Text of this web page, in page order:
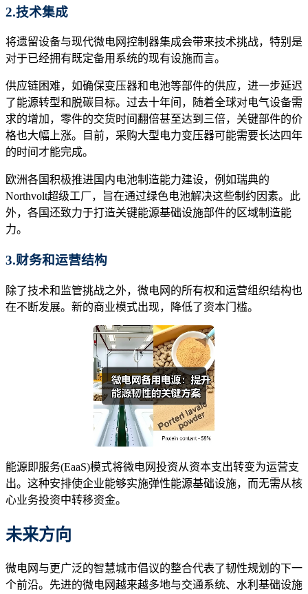
2.技术集成
将遗留设备与现代微电网控制器集成会带来技术挑战，特别是
对于已经拥有既定备用系统的现有设施而言。
供应链困难，如确保变压器和电池等部件的供应，进一步延迟
了能源转型和脱碳目标。过去十年间，随着全球对电气设备需
求的增加，零件的交货时间翻倍甚至达到三倍，关键部件的价
格也大幅上涨。目前，采购大型电力变压器可能需要长达四年
的时间才能完成。
欧洲各国积极推进国内电池制造能力建设，例如瑞典的
Northvolt超级工厂，旨在通过绿色电池解决这些制约因素。此
外，各国还致力于打造关键能源基础设施部件的区域制造能
力。
3.财务和运营结构
除了技术和监管挑战之外，微电网的所有权和运营组织结构也
在不断发展。新的商业模式出现，降低了资本门槛。
能源即服务(EaaS)模式将微电网投资从资本支出转变为运营支
出。这种安排使企业能够实施弹性能源基础设施，而无需从核
心业务投资中转移资金。
未来方向
微电网与更广泛的智慧城市倡议的整合代表了韧性规划的下一
个前沿。先进的微电网越来越多地与交通系统、水利基础设施